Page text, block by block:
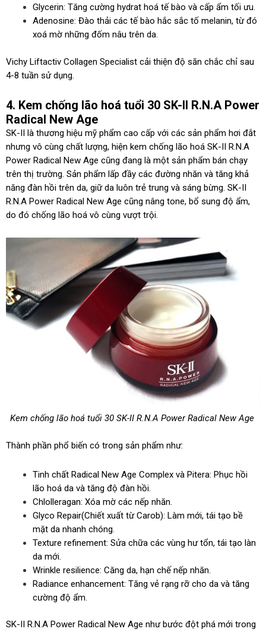
Glycerin: Tăng cường hydrat hoá tế bào và cấp ẩm tối ưu.
Adenosine: Đào thải các tế bào hắc sắc tố melanin, từ đó
xoá mờ những đốm nâu trên da.
Vichy Liftactiv Collagen Specialist cải thiện độ săn chắc chỉ sau
4-8 tuần sử dụng.
4. Kem chống lão hoá tuổi 30 SK-II R.N.A Power
Radical New Age
SK-II là thương hiệu mỹ phẩm cao cấp với các sản phẩm hơi đắt
nhưng vô cùng chất lượng, hiện kem chống lão hoá SK-II R.N.A
Power Radical New Age cũng đang là một sản phẩm bán chạy
trên thị trường. Sản phẩm lấp đầy các đường nhăn và tăng khả
năng đàn hồi trên da, giữ da luôn trẻ trung và sáng bừng. SK-II
R.N.A Power Radical New Age cũng nâng tone, bổ sung độ ẩm,
do đó chống lão hoá vô cùng vượt trội.
Kem chống lão hoá tuổi 30 SK-II R.N.A Power Radical New Age
Thành phần phổ biến có trong sản phẩm như:
Tinh chất Radical New Age Complex và Pitera: Phục hồi
lão hoá da và tăng độ đàn hồi.
Chlolleragan: Xóa mờ các nếp nhăn.
Glyco Repair(Chiết xuất từ Carob): Làm mới, tái tạo bề
mặt da nhanh chóng.
Texture refinement: Sửa chữa các vùng hư tổn, tái tạo làn
da mới.
Wrinkle resilience: Căng da, hạn chế nếp nhăn.
Radiance enhancement: Tăng vẻ rạng rỡ cho da và tăng
cường độ ẩm.
SK-II R.N.A Power Radical New Age như bước đột phá mới trong